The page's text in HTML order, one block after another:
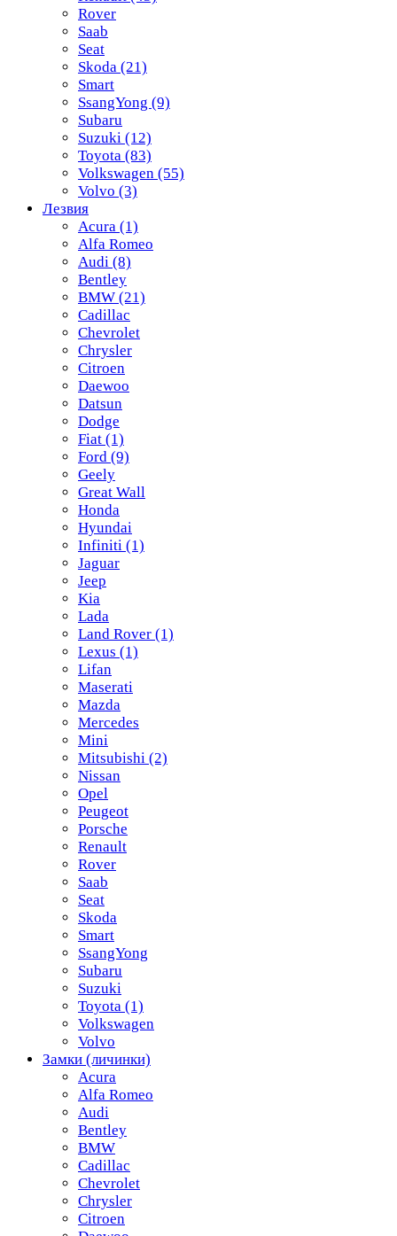
Rover
Saab
Seat
Skoda (21)
Smart
SsangYong (9)
Subaru
Suzuki (12)
Toyota (83)
Volkswagen (55)
Volvo (3)
Лезвия
Acura (1)
Alfa Romeo
Audi (8)
Bentley
BMW (21)
Cadillac
Chevrolet
Chrysler
Citroen
Daewoo
Datsun
Dodge
Fiat (1)
Ford (9)
Geely
Great Wall
Honda
Hyundai
Infiniti (1)
Jaguar
Jeep
Kia
Lada
Land Rover (1)
Lexus (1)
Lifan
Maserati
Mazda
Mercedes
Mini
Mitsubishi (2)
Nissan
Opel
Peugeot
Porsche
Renault
Rover
Saab
Seat
Skoda
Smart
SsangYong
Subaru
Suzuki
Toyota (1)
Volkswagen
Volvo
Замки (личинки)
Acura
Alfa Romeo
Audi
Bentley
BMW
Cadillac
Chevrolet
Chrysler
Citroen